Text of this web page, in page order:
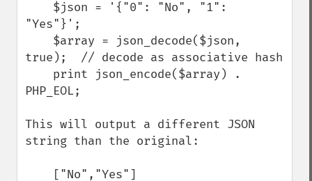
"Yes"}';
true);  // decode as associative hash
PHP_EOL;
This will output a different JSON
string than the original: